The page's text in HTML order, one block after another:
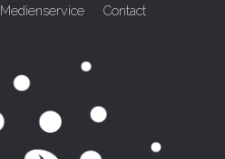
Medienservice Contact